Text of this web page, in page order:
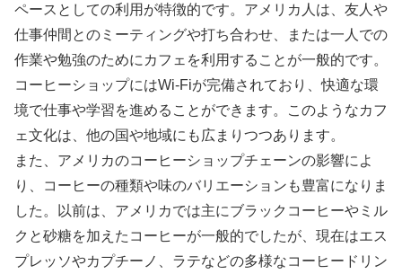
ペースとしての利用が特徴的です。アメリカ人は、友人や
仕事仲間とのミーティングや打ち合わせ、または一人での
作業や勉強のためにカフェを利用することが一般的です。
コーヒーショップにはWi-Fiが完備されており、快適な環
境で仕事や学習を進めることができます。このようなカフ
ェ文化は、他の国や地域にも広まりつつあります。
また、アメリカのコーヒーショップチェーンの影響によ
り、コーヒーの種類や味のバリエーションも豊富になりま
した。以前は、アメリカでは主にブラックコーヒーやミル
クと砂糖を加えたコーヒーが一般的でしたが、現在はエス
プレッソやカプチーノ、ラテなどの多様なコーヒードリン